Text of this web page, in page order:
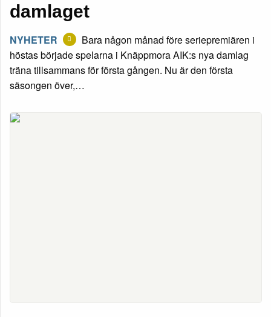
damlaget
NYHETER
Bara någon månad före seriepremiären i
höstas började spelarna i Knäppmora AIK:s nya damlag
träna tillsammans för första gången. Nu är den första
säsongen över,…